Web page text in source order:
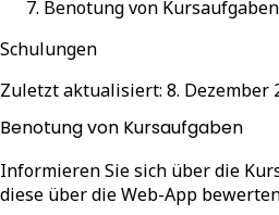
Benotung von Kursaufgaben
Schulungen
Zuletzt aktualisiert: 8. Dezember
Benotung von Kursaufgaben
Informieren Sie sich über die
diese über die Web-App